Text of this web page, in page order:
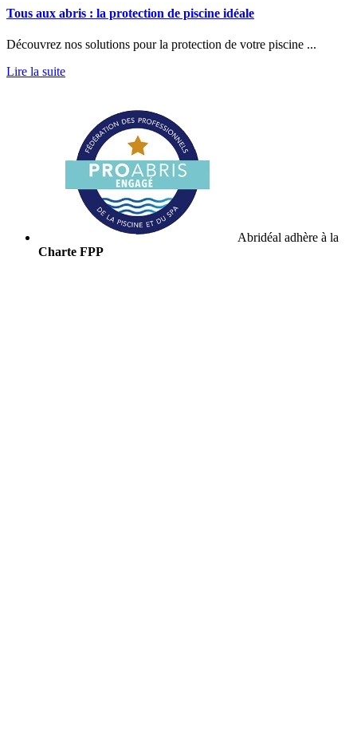
Tous aux abris : la protection de piscine idéale
Découvrez nos solutions pour la protection de votre piscine ...
Lire la suite
Abridéal adhère à la
Charte FPP